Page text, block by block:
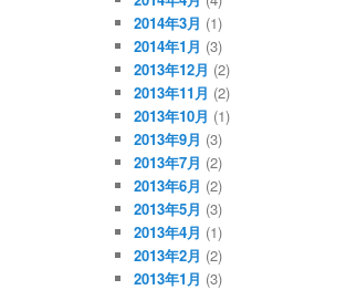
2014年3月 (1)
2014年1月 (3)
2013年12月 (2)
2013年11月 (2)
2013年10月 (1)
2013年9月 (3)
2013年7月 (2)
2013年6月 (2)
2013年5月 (3)
2013年4月 (1)
2013年2月 (2)
2013年1月 (3)